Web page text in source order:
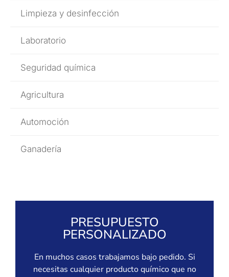
Limpieza y desinfección
Laboratorio
Seguridad química
Agricultura
Automoción
Ganadería
PRESUPUESTO
PERSONALIZADO
En muchos casos trabajamos bajo pedido. Si
necesitas cualquier producto químico que no